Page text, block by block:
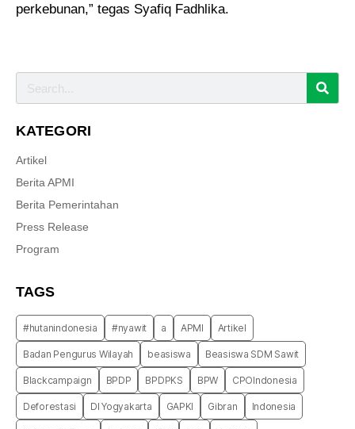
perkebunan,” tegas Syafiq Fadhlika.
KATEGORI
Artikel
Berita APMI
Berita Pemerintahan
Press Release
Program
TAGS
#hutanindonesia #nyawit a APMI Artikel
Badan Pengurus Wilayah beasiswa Beasiswa SDM Sawit
Blackcampaign BPDP BPDPKS BPW CPOIndonesia
Deforestasi DI Yogyakarta GAPKI Gibran Indonesia